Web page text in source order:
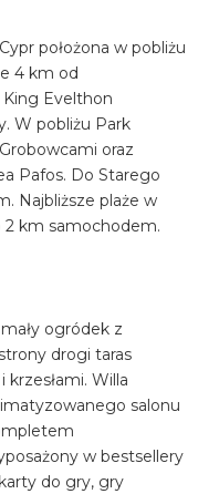
położona w pobliżu
4 km od
Evelthon
W pobliżu Park
oraz
Pafos. Do Starego
Najbliższe plaże w
2 km samochodem.
ogródek z
drogi taras
Willa
salonu
w bestsellery
do gry, gry